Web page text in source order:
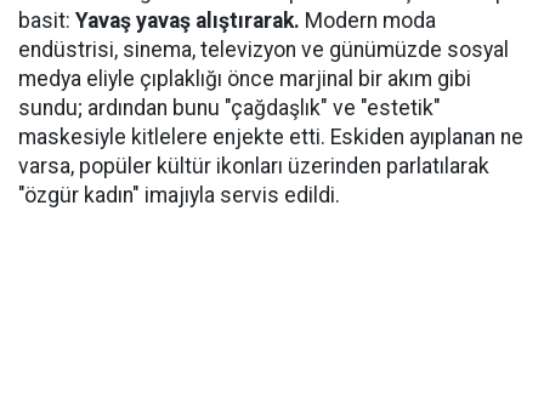
basit: Yavaş yavaş alıştırarak. Modern moda
endüstrisi, sinema, televizyon ve günümüzde sosyal
medya eliyle çıplaklığı önce marjinal bir akım gibi
sundu; ardından bunu "çağdaşlık" ve "estetik"
maskesiyle kitlelere enjekte etti. Eskiden ayıplanan ne
varsa, popüler kültür ikonları üzerinden parlatılarak
"özgür kadın" imajıyla servis edildi.